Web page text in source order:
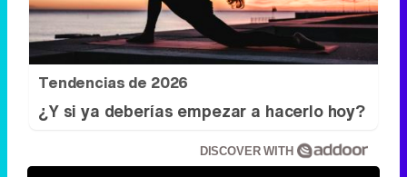
Tendencias de 2026
¿Y si ya deberías empezar a hacerlo hoy?
DISCOVER WITH